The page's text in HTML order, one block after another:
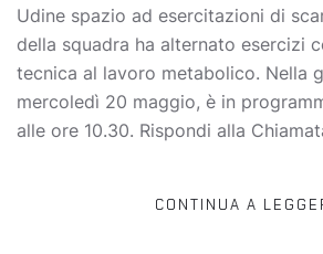
Udine spazio ad esercitazioni di
della squadra ha alternato esercizi
tecnica al lavoro metabolico. Nella
mercoledì 20 maggio, è in
alle ore 10.30. Rispondi alla
CONTINUA A